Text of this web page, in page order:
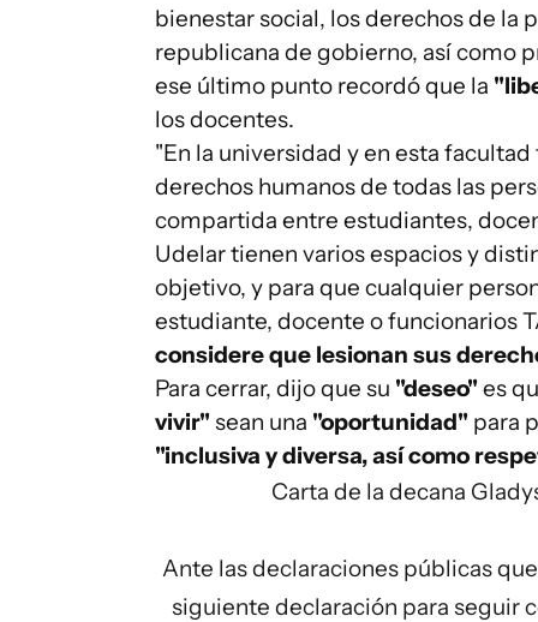
bienestar social, los derechos de la
republicana de gobierno, así como
ese último punto recordó que la
los docentes.
"En la universidad y en esta
derechos humanos de todas las
compartida entre estudiantes,
Udelar tienen varios espacios y
objetivo, y para que cualquier
estudiante, docente o funcionarios
considere que lesionan sus
Para cerrar, dijo que su "deseo"es
vivir"sean una "oportunidad" para
"inclusiva y diversa, así como
Carta de la decana
Ante las declaraciones públicas
siguiente declaración para seguir